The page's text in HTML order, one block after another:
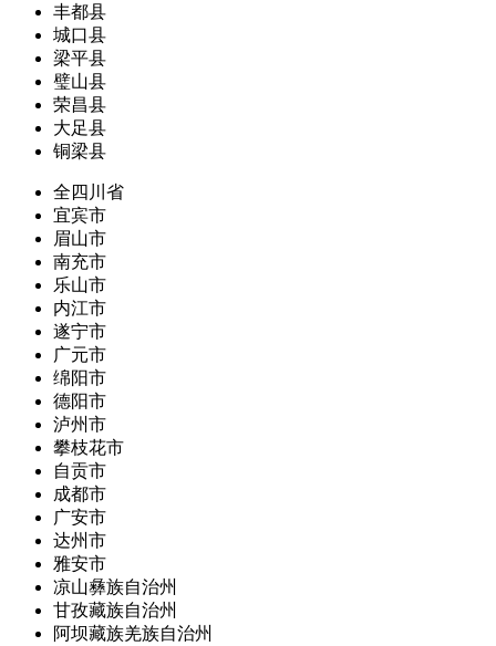
丰都县
城口县
梁平县
璧山县
荣昌县
大足县
铜梁县
全四川省
宜宾市
眉山市
南充市
乐山市
内江市
遂宁市
广元市
绵阳市
德阳市
泸州市
攀枝花市
自贡市
成都市
广安市
达州市
雅安市
凉山彝族自治州
甘孜藏族自治州
阿坝藏族羌族自治州